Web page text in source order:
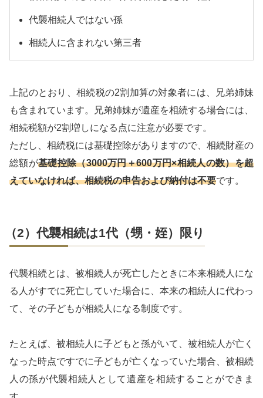
代襲相続人ではない孫
相続人に含まれない第三者
上記のとおり、相続税の2割加算の対象者には、兄弟姉妹
も含まれています。兄弟姉妹が遺産を相続する場合には、
相続税額が2割増しになる点に注意が必要です。
ただし、相続税には基礎控除がありますので、相続財産の
総額が基礎控除（3000万円＋600万円×相続人の数）を超
えていなければ、相続税の申告および納付は不要です。
（2）代襲相続は1代（甥・姪）限り
代襲相続とは、被相続人が死亡したときに本来相続人にな
る人がすでに死亡していた場合に、本来の相続人に代わっ
て、その子どもが相続人になる制度です。
たとえば、被相続人に子どもと孫がいて、被相続人が亡く
なった時点ですでに子どもが亡くなっていた場合、被相続
人の孫が代襲相続人として遺産を相続することができま